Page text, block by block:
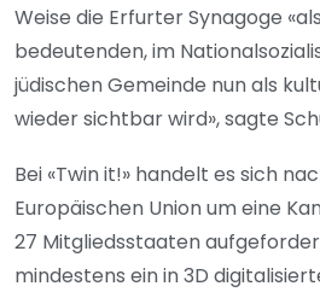
Weise die Erfurter Synagoge
bedeutenden, im
jüdischen Gemeinde nun als
wieder sichtbar wird», sagte
Bei «Twin it!» handelt es sich
Europäischen Union um eine
27 Mitgliedsstaaten
mindestens ein in 3D